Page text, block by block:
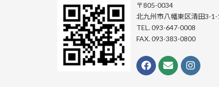
〒805-0034
北九州市八幡東区清田3-1-
TEL. 093-647-0008
FAX. 093-383-0800